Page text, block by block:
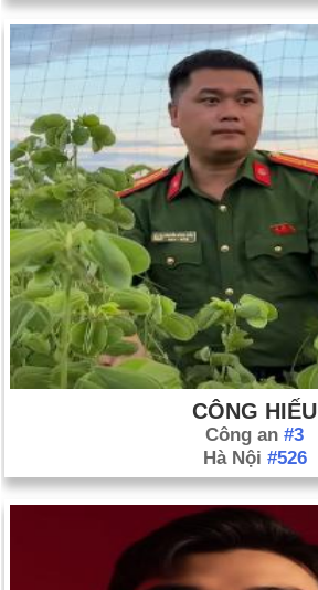
CÔNG HIẾU
Công an #3
Hà Nội #526